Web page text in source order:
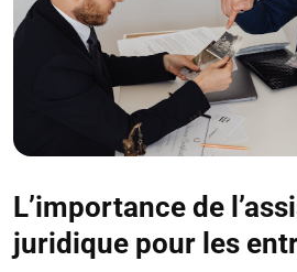
L’importance de
juridique pour les